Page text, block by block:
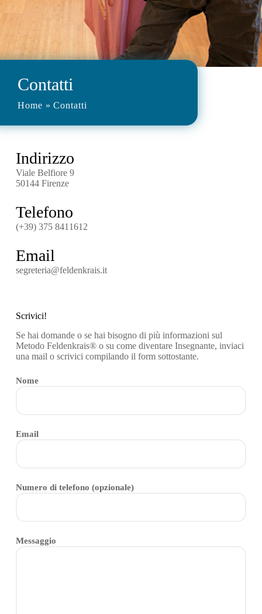
Contatti
Home »Contatti
Scrivici!
Se hai domande o se hai bisogno di più informazioni sul
Metodo Feldenkrais® o su come diventare Insegnante, inviaci
una mail o scrivici compilando il form sottostante.
Nome
Email
Numero di telefono (opzionale)
Messaggio
Indirizzo
Viale Belfiore 9
50144 Firenze
Telefono
(+39) 375 8411612
Email
segreteria@feldenkrais.it